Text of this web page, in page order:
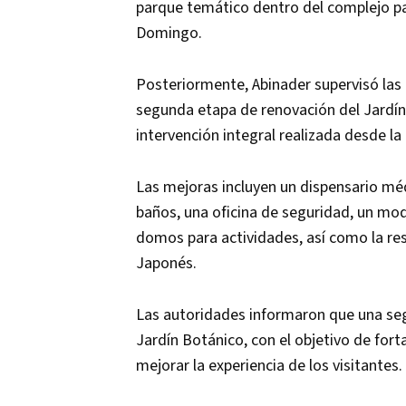
parque temático dentro del complejo
Domingo.
Posteriormente, Abinader supervisó
segunda etapa de renovación del
intervención integral realizada desde
Las mejoras incluyen un dispensario
baños, una oficina de seguridad, un
domos para actividades, así como la
Japonés.
Las autoridades informaron que una
Jardín Botánico, con el objetivo de
mejorar la experiencia de los visitantes.